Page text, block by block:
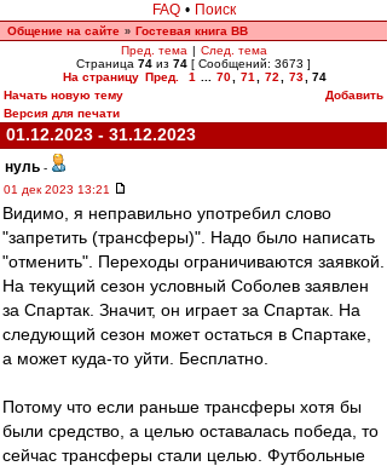
FAQ • Поиск
Общение на сайте » Гостевая книга ВВ
Пред. тема | След. тема
Страница 74 из 74 [ Сообщений: 3673 ]
На страницу Пред. 1 70 71 72 73
74
Начать новую тему
Добавить
Версия для печати
01.12.2023 - 31.12.2023
нуль -
01 дек 2023 13:21
Видимо, я неправильно употребил слово
"запретить (трансферы)". Надо было написать
"отменить". Переходы ограничиваются заявкой.
На текущий сезон условный Соболев заявлен
за Спартак. Значит, он играет за Спартак. На
следующий сезон может остаться в Спартаке,
а может куда-то уйти. Бесплатно.
Потому что если раньше трансферы хотя бы
были средство, а целью оставалась победа, то
сейчас трансферы стали целью. Футбольные